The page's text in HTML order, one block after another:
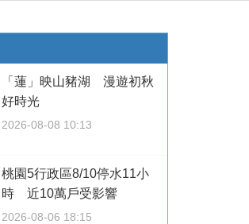
「蓮」映山豬湖 漫遊初秋
好時光
2026-08-08 10:13
桃園5行政區8/10停水11小
時 近10萬戶受影響
2026-08-06 18:15